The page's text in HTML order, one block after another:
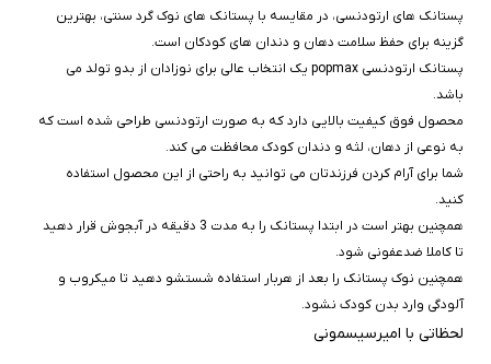
پستانک ‌های ارتودنسی، در مقایسه با پستانک‌ های نوک ‌گرد سنتی، بهترین
گزینه برای حفظ سلامت دهان و دندان ‌های کودکان است.
پستانک ارتودنسی popmax یک انتخاب عالی برای نوزادان از بدو تولد می
باشد.
محصول فوق کیفیت بالایی دارد که به صورت ارتودنسی طراحی شده است که
به نوعی از دهان، لثه و دندان کودک محافظت می کند.
شما برای آرام کردن فرزندتان می توانید به راحتی از این محصول استفاده
کنید.
همچنین بهتر است در ابتدا پستانک را به مدت 3 دقیقه در آبجوش قرار دهید
تا کاملا ضدعفونی شود.
همچنین نوک پستانک را بعد از هربار استفاده شستشو دهید تا میکروب و
آلودگی وارد بدن کودک نشود.
لحظاتی با امیرسیسمونی